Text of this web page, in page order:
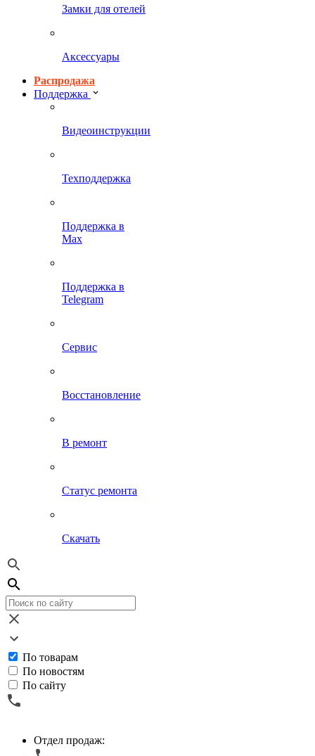
Замки для отелей
Аксессуары
Распродажа
Поддержка
Видеоинструкции
Техподдержка
Поддержка в
Max
Поддержка в
Telegram
Сервис
Восстановление
В ремонт
Статус ремонта
Скачать
По товарам
По новостям
По сайту
Отдел продаж: